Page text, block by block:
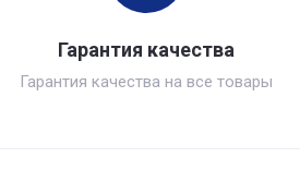
Гарантия качества
Гарантия качества на все товары